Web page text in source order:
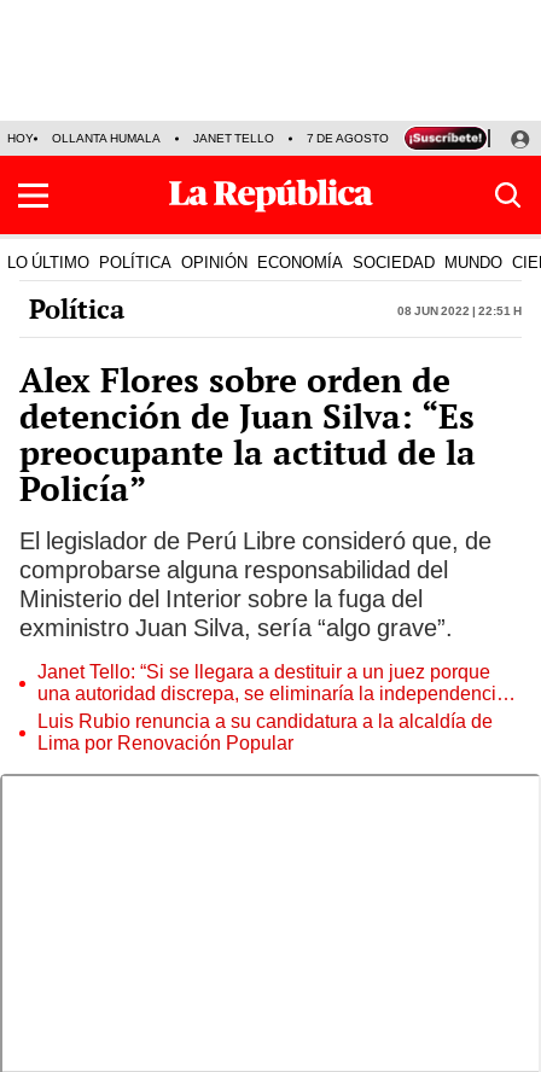
HOY OLLANTA HUMALA JANET TELLO 7 DE AGOSTO TINKA RESULTADOS
LO ÚLTIMO POLÍTICA OPINIÓN ECONOMÍA SOCIEDAD MUNDO
Política 08 Jun 2022 | 22:51 h
Alex Flores sobre orden de
detención de Juan Silva: “Es
preocupante la actitud de la
Policía”
El legislador de Perú Libre consideró que, de
comprobarse alguna responsabilidad del
Ministerio del Interior sobre la fuga del
exministro Juan Silva, sería “algo grave”.
Janet Tello: “Si se llegara a destituir a un juez porque
una autoridad discrepa, se eliminaría la independencia
judicial”
Luis Rubio renuncia a su candidatura a la alcaldía de
Lima por Renovación Popular